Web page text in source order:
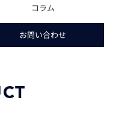
お問い合わせ
コラム